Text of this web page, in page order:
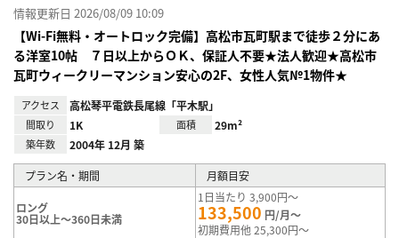
情報更新日 2026/08/09 10:09
【Wi-Fi無料・オートロック完備】高松市瓦町駅まで徒歩２分にあ
る洋室10帖 ７日以上からＯＫ、保証人不要★法人歓迎★高松市
瓦町ウィークリーマンション安心の2F、女性人気№1物件★
アクセス 高松琴平電鉄長尾線「平木駅」
間取り 1K 面積 29m²
築年数 2004年 12月 築
プラン名・期間 月額目安
ロング
30日以上～360日未満
1日当たり 3,900円～
133,500 円/月～
初期費用他 25,300円～